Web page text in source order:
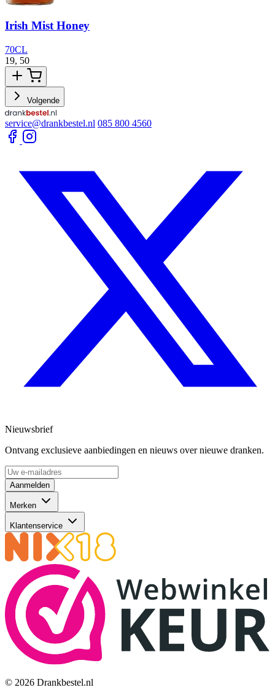
Irish Mist Honey
70CL
19, 50
Volgende
service@drankbestel.nl 085 800 4560
Nieuwsbrief
Ontvang exclusieve aanbiedingen en nieuws over nieuwe dranken.
Aanmelden
Merken
Klantenservice
© 2026 Drankbestel.nl